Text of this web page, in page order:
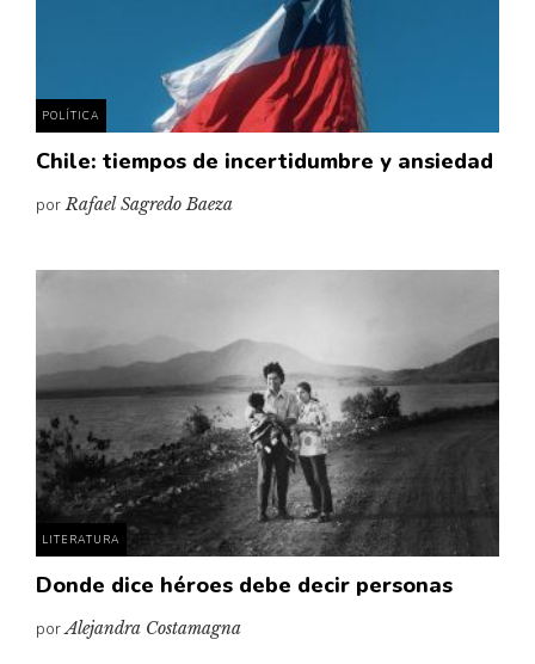
Personajes secundarios
Política
Sociedad
POLÍTICA
Chile: tiempos de incertidumbre y ansiedad
porRafael Sagredo Baeza
LITERATURA
Donde dice héroes debe decir personas
porAlejandra Costamagna